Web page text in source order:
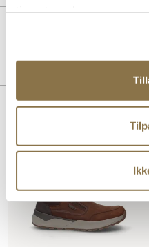
Godt grep, Gummi,
Membran:Vanntett
Merke